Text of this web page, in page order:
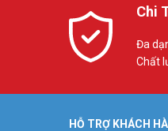
Chi
Đa
Chất
HỖ TRỢ KHÁCH